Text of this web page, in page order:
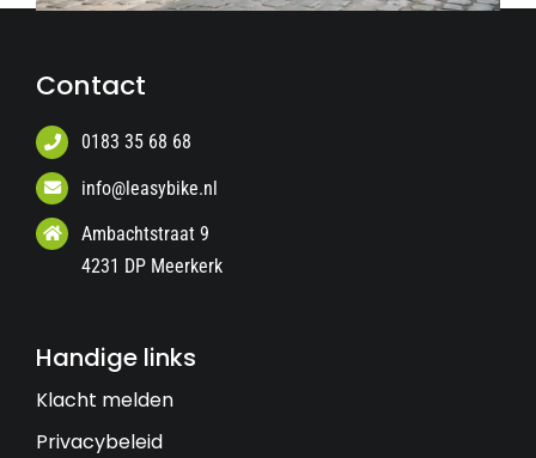
Contact
0183 35 68 68
info@leasybike.nl
Ambachtstraat 9
4231 DP Meerkerk
Handige links
Klacht melden
Privacybeleid